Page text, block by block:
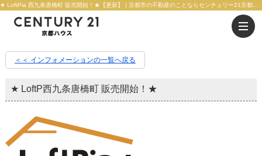
＜＜ インフォメーションの一覧へ戻る
★ LoftP西九条唐橋町 販売開始！★